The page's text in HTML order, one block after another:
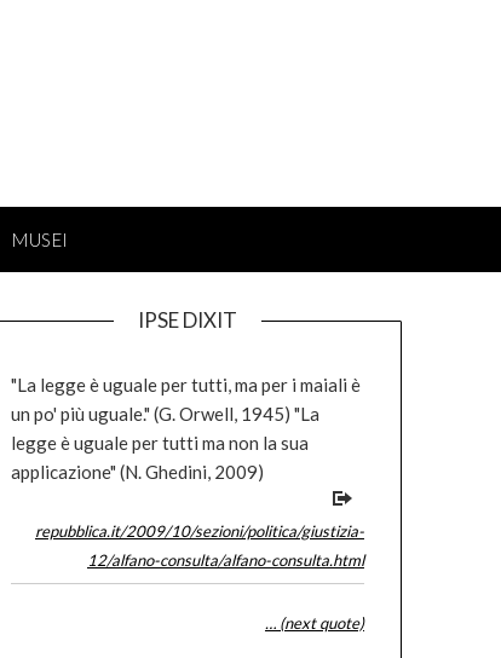
MUSEI
IPSE DIXIT
"La legge è uguale per tutti, ma per i maiali è
un po' più uguale." (G. Orwell, 1945) "La
legge è uguale per tutti ma non la sua
applicazione" (N. Ghedini, 2009)
repubblica.it/2009/10/sezioni/politica/giustizia-
12/alfano-consulta/alfano-consulta.html
… (next quote)